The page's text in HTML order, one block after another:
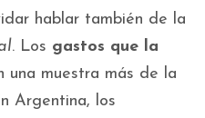
hablar también de la
. Los gastos que la
una muestra más de la
Argentina, los